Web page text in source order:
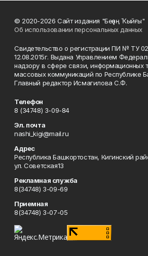
© 2020-2026 Сайт издания "Беҙҙең Ҡыйғы"
Об использовании персональных данных
Свидетельство о регистрации ПИ № ТУ
12.08.2015г. Выдана Управлением
надзору в сфере связи, информационных
массовых коммуникаций по Республике
Главный редактор Исмагилова С.Ф.
Телефон
8 (34748) 3-09-84
Эл. почта
nashi_kigi@mail.ru
Адрес
Республика Башкортостан, Кигинский
ул. Советская13
Рекламная служба
8(34748) 3-09-69
Приемная
8(34748) 3-07-05